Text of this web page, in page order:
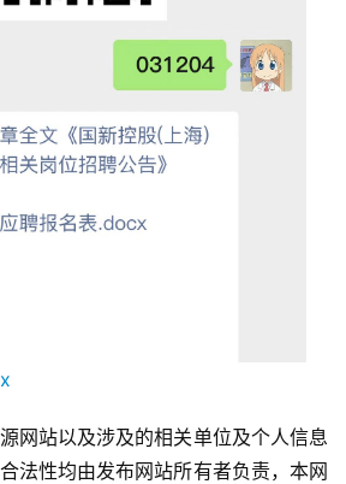
网站以及涉及的相关单位及个人信息
法性均由发布网站所有者负责，本网